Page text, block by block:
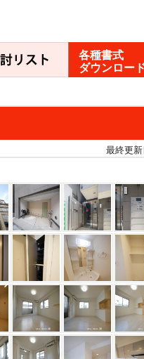
各種書式
ダウンロー
最終更